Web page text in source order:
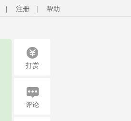
| 注册 | 帮助
打赏
评论